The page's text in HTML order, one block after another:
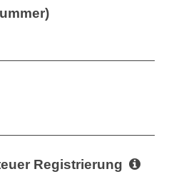
Registrierung